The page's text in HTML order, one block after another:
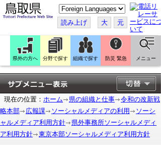
こ
の
ペ
ー
ジ
翻
訳
す
る
読み上げ 大 元
県外の方へ 分野で探す 組織で探す 防災 緊急 メニュー
現在の位置： ホーム 県の組織と仕事
令和の改新戦
略本部
広報課 ソーシャルメディアの利用
ソーシ
ャルメディア利用方針
県外事務所ソーシャルメディ
ア利用方針
東京本部ソーシャルメディア利用方針